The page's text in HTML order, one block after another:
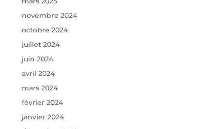
novembre 2024
octobre 2024
juillet 2024
juin 2024
avril 2024
mars 2024
février 2024
janvier 2024